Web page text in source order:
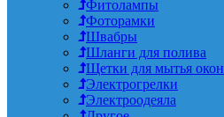
Фитолампы
Фоторамки
Швабры
Шланги для полива
Щетки для мытья окон
Электрогрелки
Электроодеяла